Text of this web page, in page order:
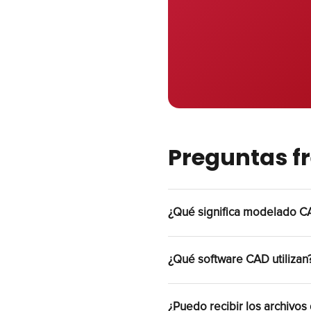
Preguntas
¿Qué significa modelado
digitales con precisión
compatibilidad con
¿Qué software CAD
¿Puedo recibir los